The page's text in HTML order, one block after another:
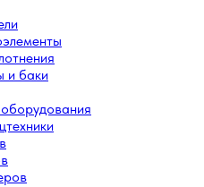
и баки